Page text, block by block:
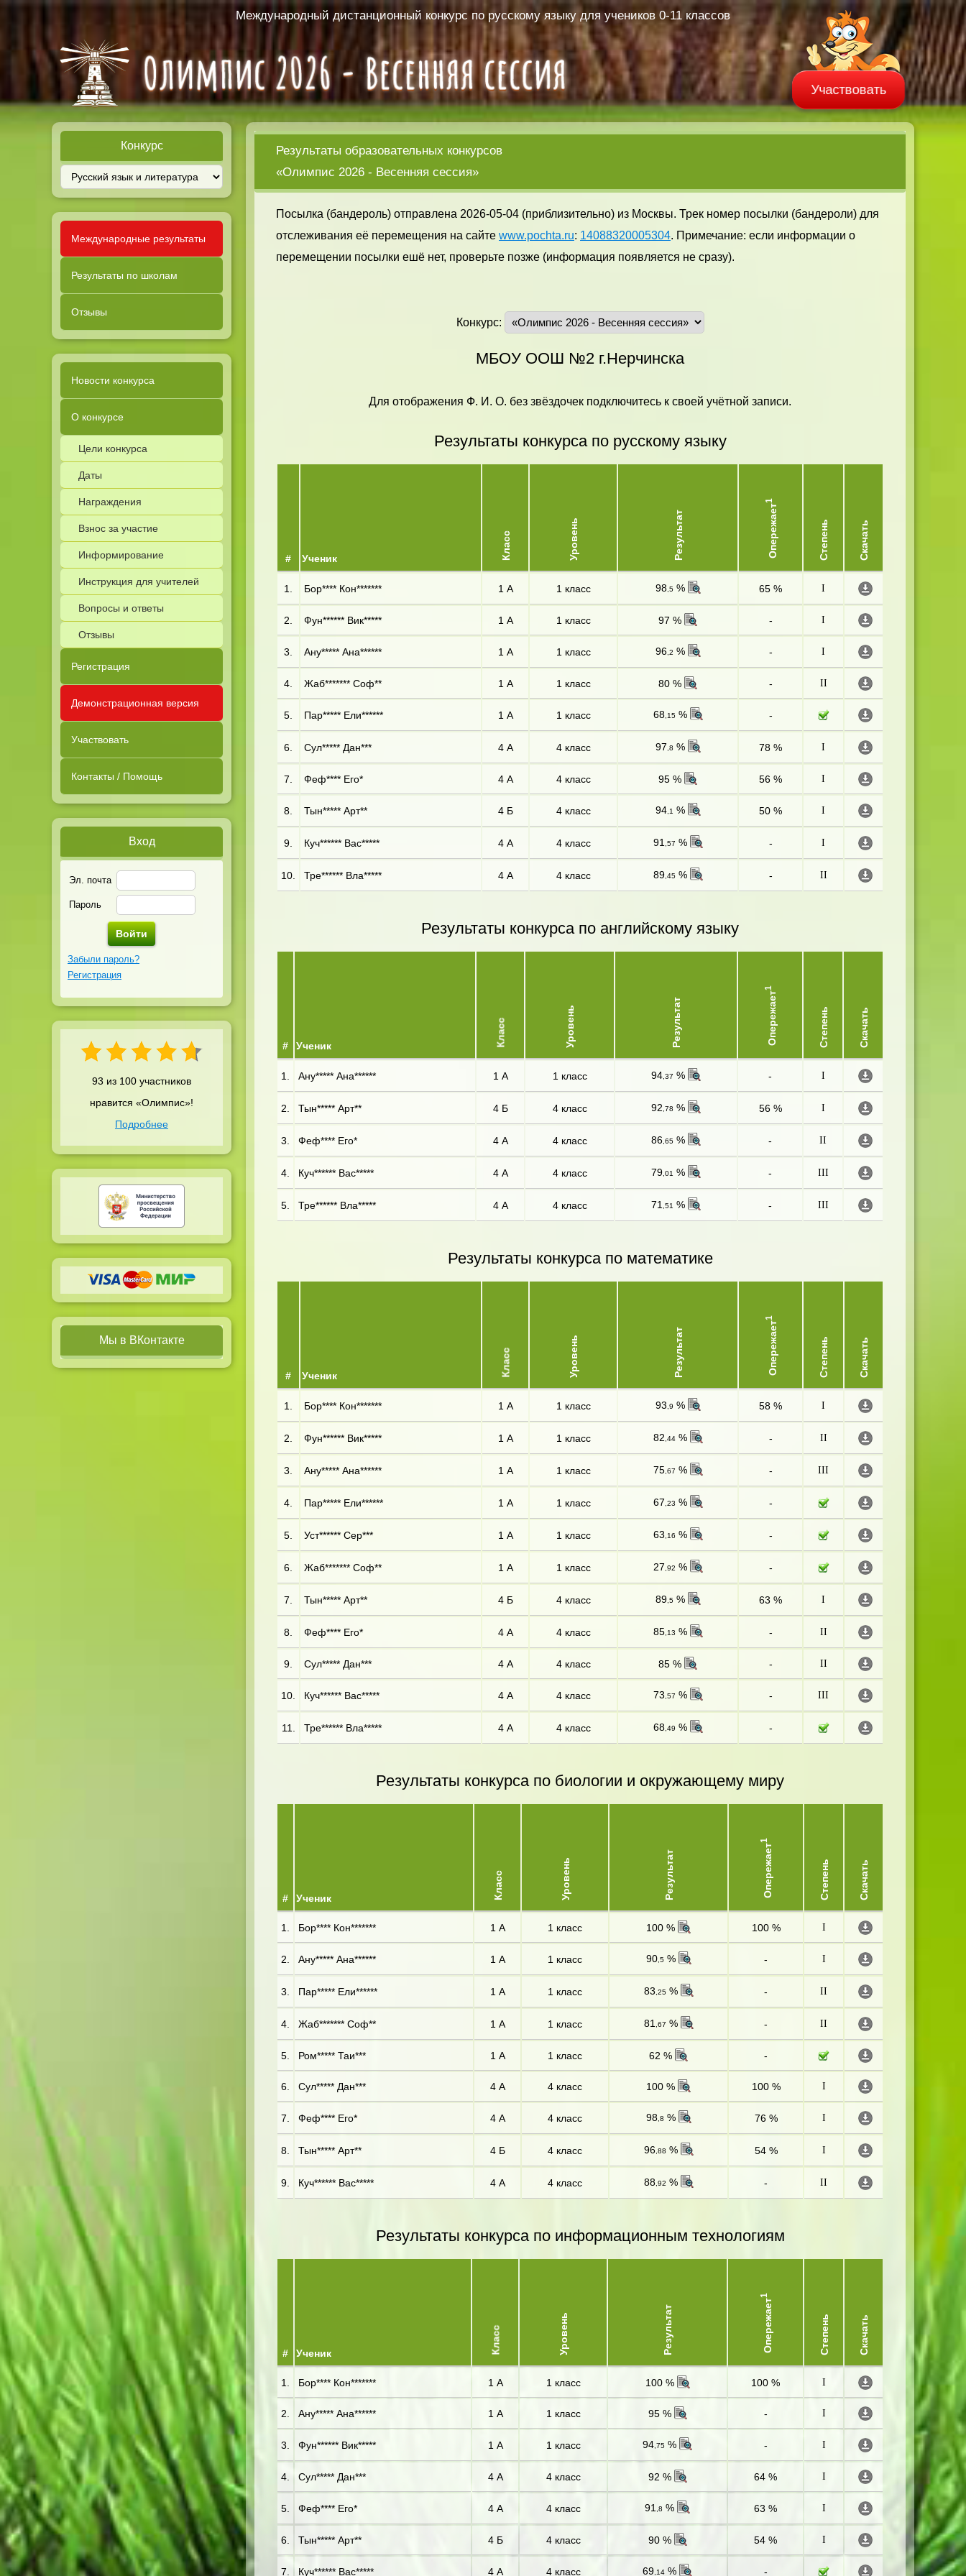
Международный дистанционный конкурс по русскому языку для учеников 0-11 классов
Участвовать
Конкурс
Международные результаты
Результаты по школам
Отзывы
Новости конкурса
О конкурсе
Цели конкурса
Даты
Награждения
Взнос за участие
Информирование
Инструкция для учителей
Вопросы и ответы
Отзывы
Регистрация
Демонстрационная версия
Участвовать
Контакты / Помощь
Вход
Эл. почта
Пароль
Забыли пароль?
Регистрация
93 из 100 участников
нравится «Олимпис»!
Подробнее
Мы в ВКонтакте
Результаты образовательных конкурсов
«Олимпис 2026 - Весенняя сессия»
Посылка (бандероль) отправлена 2026-05-04 (приблизительно) из Москвы. Трек номер посылки (бандероли) для
отслеживания её перемещения на сайте www.pochta.ru: 14088320005304. Примечание: если информации о
перемещении посылки ешё нет, проверьте позже (информация появляется не сразу).
Конкурс:
МБОУ ООШ №2 г.Нерчинска
Для отображения Ф. И. О. без звёздочек подключитесь к своей учётной записи.
Результаты конкурса по русскому языку
# Ученик Класс Уровень Результат Опережает
1
Степень Скачать
1. Бор**** Кон******* 1 А 1 класс 98,5% 65 % I
2. Фун****** Вик***** 1 А 1 класс 97 % - I
3. Ану***** Ана****** 1 А 1 класс 96,2 % - I
4. Жаб******* Соф** 1 А 1 класс 80 % - II
5. Пар***** Ели****** 1 А 1 класс 68,15% -
6. Сул***** Дан*** 4 А 4 класс 97 ,8 % 78 % I
7. Феф**** Его* 4 А 4 класс 95 % 56 % I
8. Тын***** Арт** 4 Б 4 класс 94,1 % 50 % I
9. Куч****** Вас***** 4 А 4 класс 91 ,57 % - I
10. Тре****** Вла***** 4 А 4 класс 89,45% - II
Результаты конкурса по английскому языку
# Ученик Класс Уровень Результат Опережает
1
Степень Скачать
1. Ану***** Ана****** 1 А 1 класс 94 ,37 % - I
2. Тын***** Арт** 4 Б 4 класс 92 ,78 % 56 % I
3. Феф**** Его* 4 А 4 класс 86 ,65 % - II
4. Куч****** Вас***** 4 А 4 класс 79 ,01 % - III
5. Тре****** Вла***** 4 А 4 класс 71 ,51 % - III
Результаты конкурса по математике
# Ученик Класс Уровень Результат Опережает
1
Степень Скачать
1. Бор**** Кон******* 1 А 1 класс 93 ,9 % 58 % I
2. Фун****** Вик***** 1 А 1 класс 82 ,44% - II
3. Ану***** Ана****** 1 А 1 класс 75,67 % - III
4. Пар***** Ели****** 1 А 1 класс 67 ,23 % -
5. Уст****** Сер*** 1 А 1 класс 63 ,16 % -
6. Жаб******* Соф** 1 А 1 класс 27 ,92 % -
7. Тын***** Арт** 4 Б 4 класс 89,5% 63 % I
8. Феф**** Его* 4 А 4 класс 85,13 % - II
9. Сул***** Дан*** 4 А 4 класс 85 % - II
10. Куч****** Вас***** 4 А 4 класс 73 ,57 % - III
11. Тре****** Вла***** 4 А 4 класс 68,49 % -
Результаты конкурса по биологии и окружающему миру
# Ученик Класс Уровень Результат Опережает
1
Степень Скачать
1. Бор**** Кон******* 1 А 1 класс 100 % 100 % I
2. Ану***** Ана****** 1 А 1 класс 90,5% - I
3. Пар***** Ели****** 1 А 1 класс 83 ,25% - II
4. Жаб******* Соф** 1 А 1 класс 81 ,67 % - II
5. Ром***** Таи*** 1 А 1 класс 62 % -
6. Сул***** Дан*** 4 А 4 класс 100 % 100 % I
7. Феф**** Его* 4 А 4 класс 98,8 % 76 % I
8. Тын***** Арт** 4 Б 4 класс 96,88 % 54 % I
9. Куч****** Вас***** 4 А 4 класс 88,92 % - II
Результаты конкурса по информационным технологиям
# Ученик Класс Уровень Результат Опережает
1
Степень Скачать
1. Бор**** Кон******* 1 А 1 класс 100 % 100 % I
2. Ану***** Ана****** 1 А 1 класс 95 % - I
3. Фун****** Вик***** 1 А 1 класс 94 ,75 % - I
4. Сул***** Дан*** 4 А 4 класс 92 % 64 % I
5. Феф**** Его* 4 А 4 класс 91 ,8 % 63 % I
6. Тын***** Арт** 4 Б 4 класс 90 % 54 % I
7. Куч****** Вас***** 4 А 4 класс 69 ,14 % -